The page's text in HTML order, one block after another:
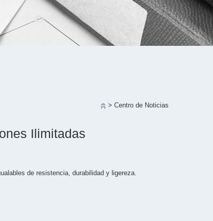
> Centro de Noticias
Ilimitadas
de resistencia, durabilidad y ligereza.